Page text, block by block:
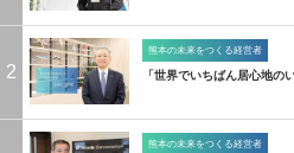
2
熊本の未来をつくる経営者
「世界でいちばん居心地
熊本の未来をつくる経営者